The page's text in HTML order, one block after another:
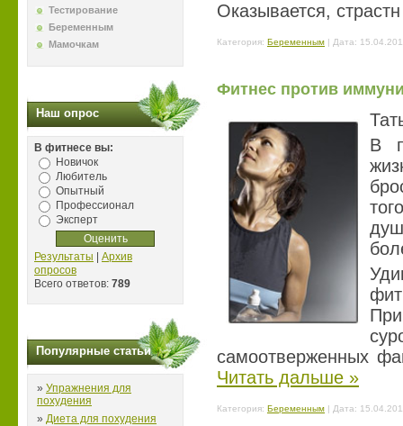
Тестирование
Беременным
Мамочкам
Наш опрос
В фитнесе вы:
Новичок
Любитель
Опытный
Профессионал
Эксперт
Результаты
Архив
опросов
Всего ответов: 789
Популярные статьи
» Упражнения для
похудения
» Диета для похудения
Оказывается,
Категория: Беременным | Дата:
Фитнес против
В
самоотверженных
Читать дальше »
Категория: Беременным | Дата: